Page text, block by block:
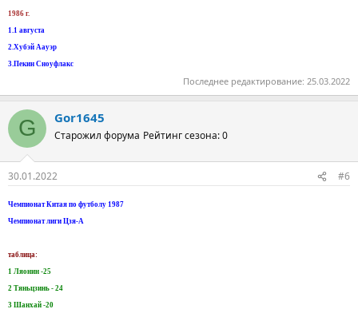
1986 г.
1.1 августа
2.Хубэй Аауэр
3.Пекин Сноуфлакс
Последнее редактирование: 25.03.2022
G Gor1645
Старожил форума Рейтинг сезона: 0
30.01.2022 #6
Чемпионат Китая по футболу 1987
Чемпионат лиги Цзя-А
таблица:
1 Ляонин -25
2 Тяньцзинь - 24
3 Шанхай -20